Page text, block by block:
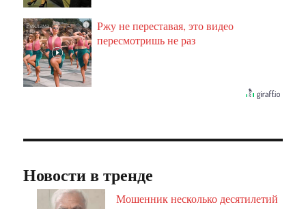
i
Ржу не переставая, это видео
пересмотришь не раз
Новости в тренде
Мошенник несколько десятилетий